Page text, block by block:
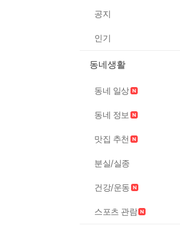
공지
인기
동네생활
동네 일상
동네 정보
맛집 추천
분실/실종
건강/운동
스포츠 관람